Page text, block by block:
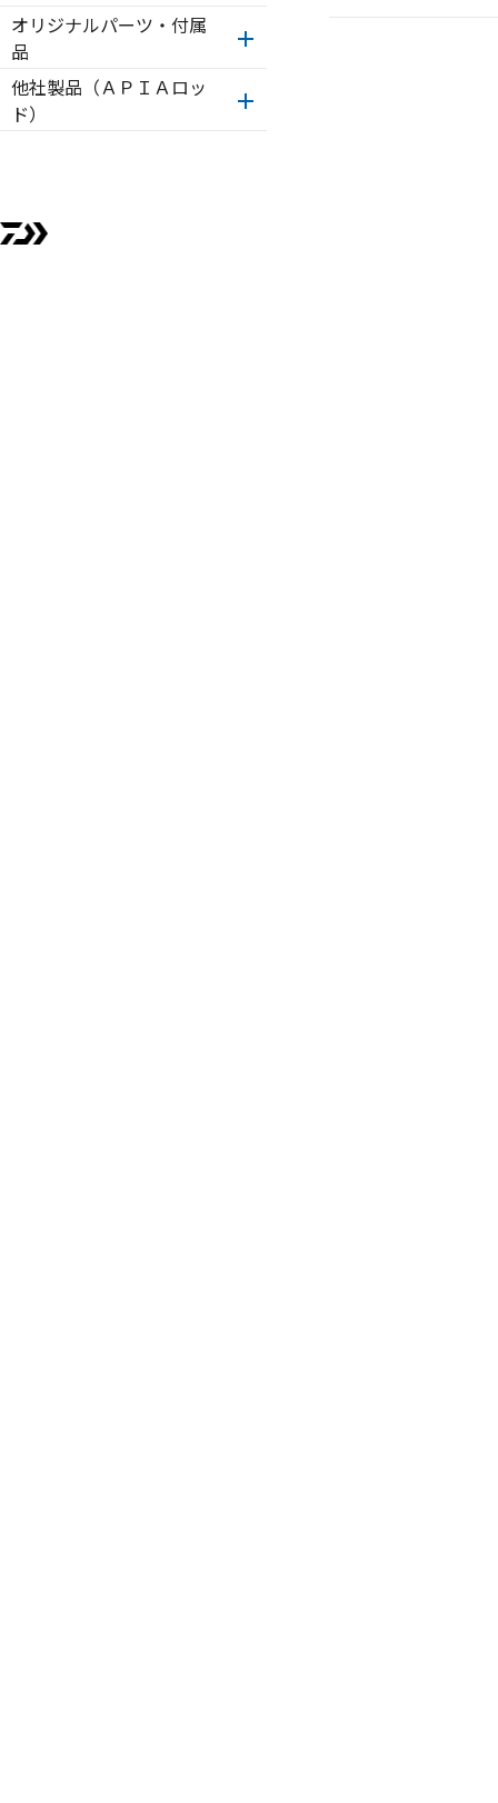
オリジナルパーツ・付属
品
他社製品（ＡＰＩＡロッ
ド）